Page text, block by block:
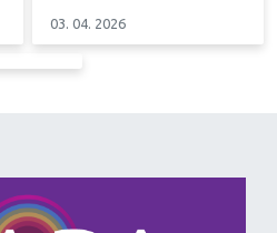
03. 04. 2026